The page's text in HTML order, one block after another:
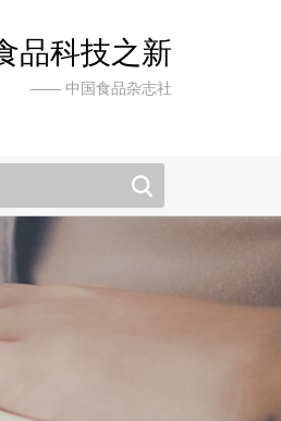
品科技之新
—— 中国食品杂志社